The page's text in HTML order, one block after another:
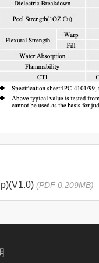
(PDF 0.209MB)